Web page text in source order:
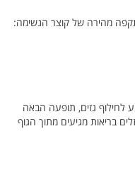
מהירה של קוצר הנשימה:
לחילוף גזים, תופעה הבאה
בריאות מגיעים מתוך הגוף